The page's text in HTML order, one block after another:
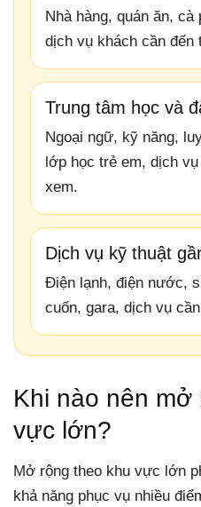
Nhà hàng, quán ăn,
dịch vụ khách cần đến
Trung tâm học và
Ngoại ngữ, kỹ năng,
lớp học trẻ em, dịch
xem.
Dịch vụ kỹ thuật
Điện lạnh, điện nước,
cuốn, gara, dịch vụ
Khi nào nên mở
vực lớn?
Mở rộng theo khu vực lớn
khả năng phục vụ nhiều